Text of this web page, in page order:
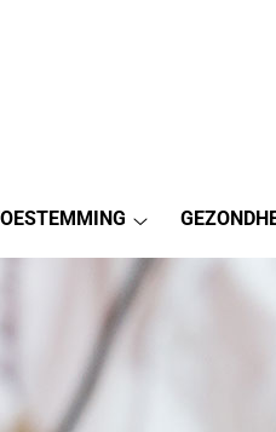
submenu